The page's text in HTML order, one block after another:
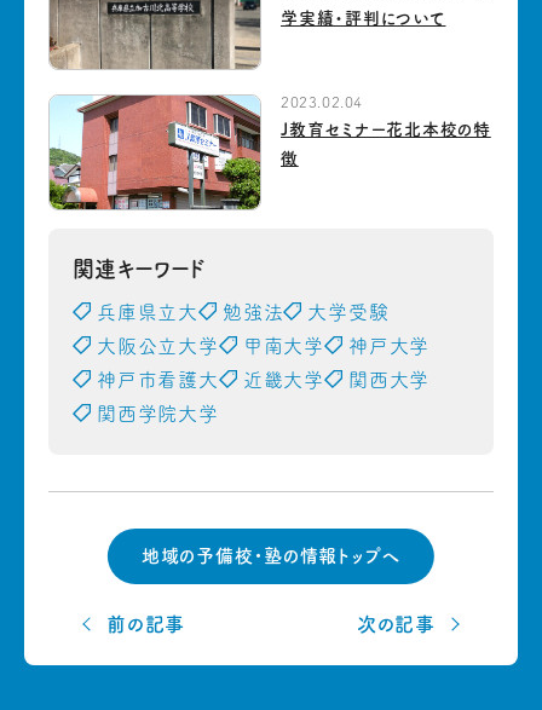
学実績・評判について
2023.02.04
J教育セミナー花北本校の特
徴
関連キーワード
兵庫県立大 勉強法
大学受験
大阪公立大学
甲南大学
神戸大学
神戸市看護大
近畿大学
関西大学
関西学院大学
前の記事
地域の予備校・塾の情報トップへ
次の記事